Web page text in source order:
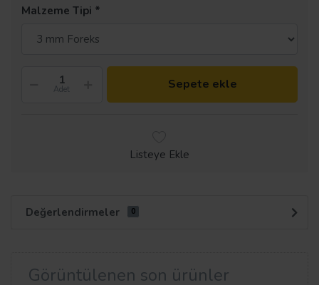
Malzeme Tipi
Adet Sepete ekle
Listeye Ekle
Değerlendirmeler 0
Görüntülenen son ürünler